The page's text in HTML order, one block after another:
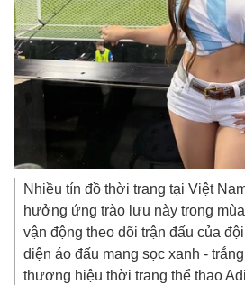
Nhiều tín đồ thời trang tại Việt
hưởng ứng trào lưu này trong
vận động theo dõi trận đấu của
diện áo đấu mang sọc xanh -
thương hiệu thời trang thể thao